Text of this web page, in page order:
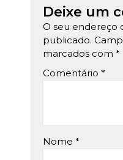
Deixe um
O seu endereço
publicado.
marcados com *
Comentário *
Nome *